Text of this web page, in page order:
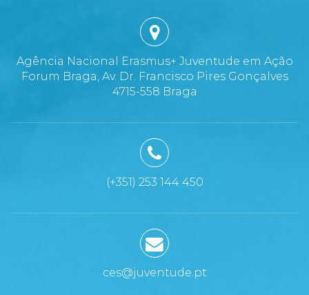
Agência Nacional Erasmus+ Juventude em Ação
Forum Braga, Av. Dr. Francisco Pires Gonçalves
4715-558 Braga
(+351) 253 144 450
ces@juventude.pt